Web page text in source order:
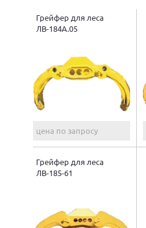
Грейфер для леса
ЛВ-184А.05
цена по запросу
Грейфер для леса
ЛВ-185-61